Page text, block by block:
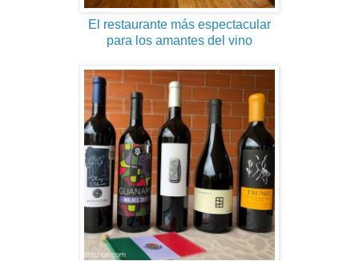
El restaurante más espectacular
para los amantes del vino